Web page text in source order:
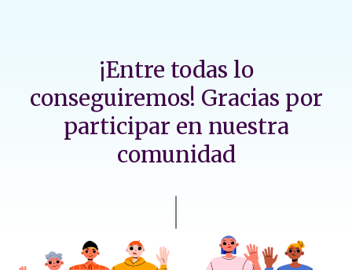
¡Entre todas lo
conseguiremos! Gracias por
participar en nuestra
comunidad